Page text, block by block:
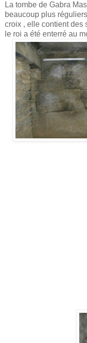
La tombe de Gabra
beaucoup plus
croix , elle contient des
le roi a été enterré au